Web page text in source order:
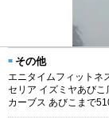
その他
エニタイムフィットネ
セリア イズミヤあびこ
カーブス あびこまで